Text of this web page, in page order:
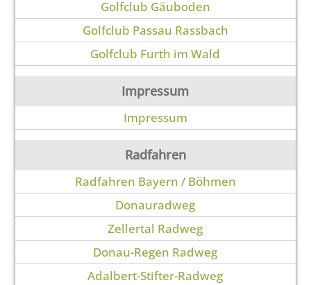
Golfclub Gäuboden
Golfclub Passau Rassbach
Golfclub Furth im Wald
Impressum
Impressum
Radfahren
Radfahren Bayern / Böhmen
Donauradweg
Zellertal Radweg
Donau-Regen Radweg
Adalbert-Stifter-Radweg